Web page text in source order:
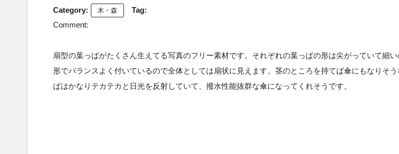
Category: 木・森
Tag:
Comment:
扇型の葉っぱがたくさん生えてる写真のフリー素材です。それぞれの葉っぱの形は尖がっていて細
形でバランスよく付いているので全体としては扇状に見えます。茎のところを持てば傘にもなりそ
ぱはかなりテカテカと日光を反射していて、撥水性能抜群な傘になってくれそうです。